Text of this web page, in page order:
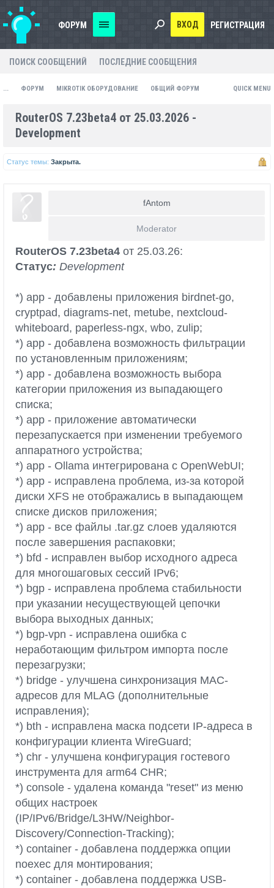
QUICK MENU
... ФОРУМ MIKROTIK ОБОРУДОВАНИЕ ОБЩИЙ ФОРУМ
RouterOS 7.23beta4 от 25.03.2026 -
Development
Статус темы: Закрыта.
fAntom
Moderator
RouterOS 7.23beta4 от 25.03.26:
Статус: Development
*) app - добавлены приложения birdnet-go,
cryptpad, diagrams-net, metube, nextcloud-
whiteboard, paperless-ngx, wbo, zulip;
*) app - добавлена возможность фильтрации
по установленным приложениям;
*) app - добавлена возможность выбора
категории приложения из выпадающего
списка;
*) app - приложение автоматически
перезапускается при изменении требуемого
аппаратного устройства;
*) app - Ollama интегрирована с OpenWebUI;
*) app - исправлена проблема, из-за которой
диски XFS не отображались в выпадающем
списке дисков приложения;
*) app - все файлы .tar.gz слоев удаляются
после завершения распаковки;
*) bfd - исправлен выбор исходного адреса
для многошаговых сессий IPv6;
*) bgp - исправлена проблема стабильности
при указании несуществующей цепочки
выбора выходных данных;
*) bgp-vpn - исправлена ошибка с
неработающим фильтром импорта после
перезагрузки;
*) bridge - улучшена синхронизация MAC-
адресов для MLAG (дополнительные
исправления);
*) bth - исправлена маска подсети IP-адреса в
конфигурации клиента WireGuard;
*) chr - улучшена конфигурация гостевого
инструмента для arm64 CHR;
*) console - удалена команда "reset" из меню
общих настроек
(IP/IPv6/Bridge/L3HW/Neighbor-
Discovery/Connection-Tracking);
*) container - добавлена поддержка опции
noexec для монтирования;
*) container - добавлена поддержка USB-
ФОРУМ
ПОИСК СООБЩЕНИЙ ПОСЛЕДНИЕ СООБЩЕНИЯ
ВХОД РЕГИСТРАЦИЯ